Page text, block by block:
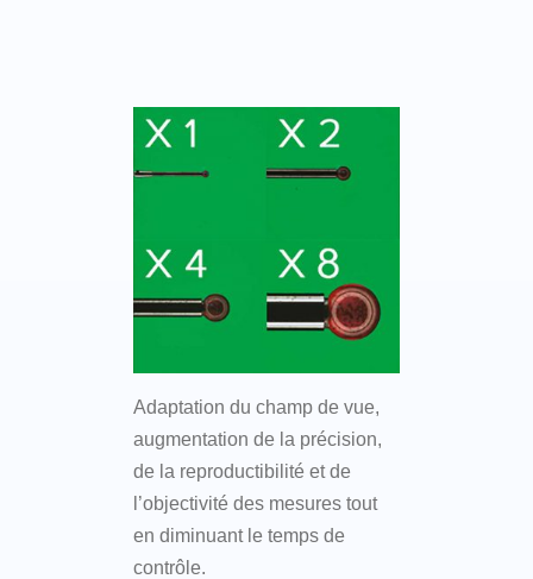
Adaptation du champ de vue,
augmentation de la précision,
de la reproductibilité et de
l’objectivité des mesures tout
en diminuant le temps de
contrôle.